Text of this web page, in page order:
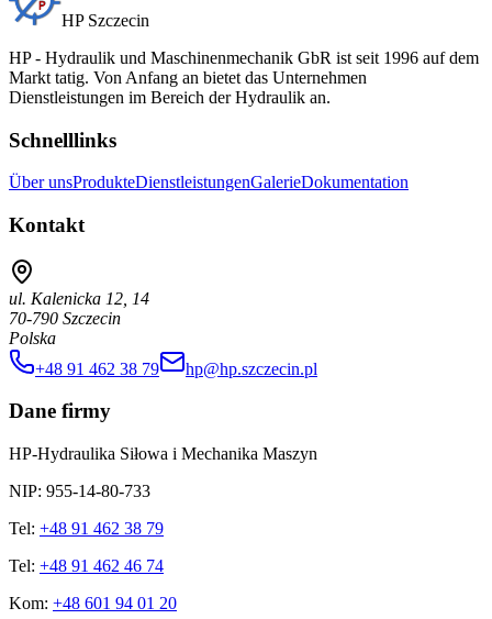
HP Szczecin
HP - Hydraulik und Maschinenmechanik GbR ist seit 1996 auf dem
Markt tatig. Von Anfang an bietet das Unternehmen
Dienstleistungen im Bereich der Hydraulik an.
Schnelllinks
Über unsProdukteDienstleistungenGalerieDokumentation
Kontakt
ul. Kalenicka 12, 14
70-790 Szczecin
Polska
+48 91 462 38 79
hp@hp.szczecin.pl
Dane firmy
HP-Hydraulika Siłowa i Mechanika Maszyn
NIP: 955-14-80-733
Tel: +48 91 462 38 79
Tel: +48 91 462 46 74
Kom: +48 601 94 01 20